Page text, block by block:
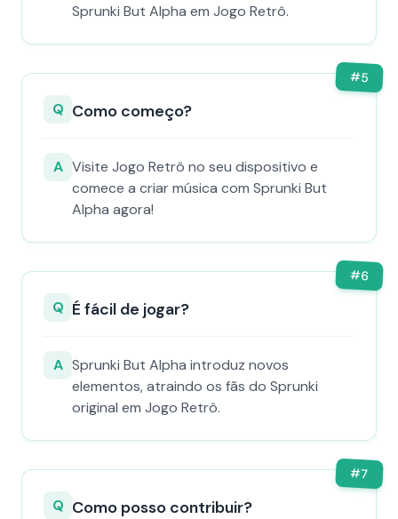
Sprunki But Alpha em Jogo Retrô.
#5
Q Como começo?
A Visite Jogo Retrô no seu dispositivo e
comece a criar música com Sprunki But
Alpha agora!
#6
Q É fácil de jogar?
A Sprunki But Alpha introduz novos
elementos, atraindo os fãs do Sprunki
original em Jogo Retrô.
#7
Q Como posso contribuir?